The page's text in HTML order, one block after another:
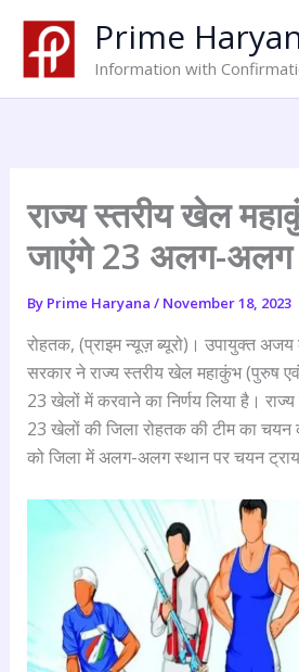
content
Prime
Information with
राज्य स्तरीय खेल
जाएंगे 23 अलग-
By Prime Haryana / November 18, 2023
रोहतक, (प्राइम न्यूज़ ब्यूरो)। उपायुक्त अजय
सरकार ने राज्य स्तरीय खेल महाकुंभ (पुरुष
23 खेलों में करवाने का निर्णय लिया है।
23 खेलों की जिला रोहतक की टीम का
को जिला में अलग-अलग स्थान पर चयन